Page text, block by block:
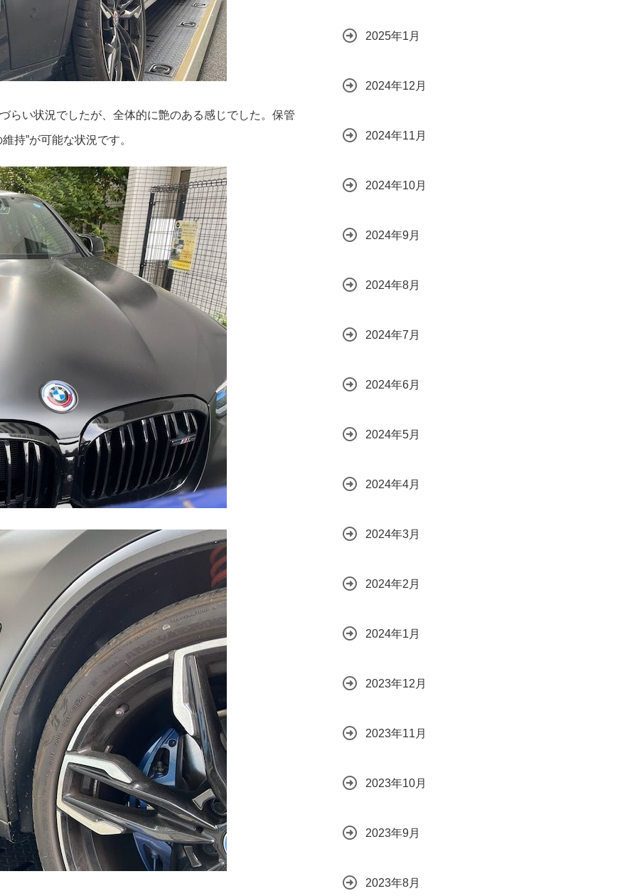
らい状況でしたが、全体的に艶のある感じでした。保管
持”が可能な状況です。
2025年1月
2024年12月
2024年11月
2024年10月
2024年9月
2024年8月
2024年7月
2024年6月
2024年5月
2024年4月
2024年3月
2024年2月
2024年1月
2023年12月
2023年11月
2023年10月
2023年9月
2023年8月